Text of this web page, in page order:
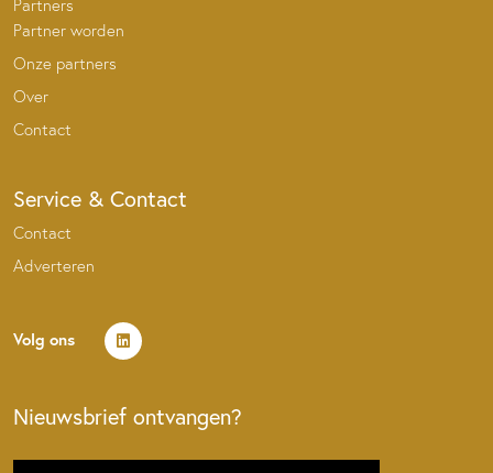
Partners
Partner worden
Onze partners
Over
Contact
Service & Contact
Contact
Adverteren
Volg ons
Nieuwsbrief ontvangen?